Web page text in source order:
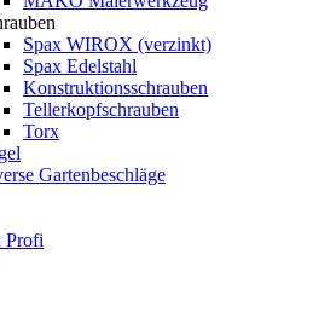
Spax WIROX (verzinkt)
Spax Edelstahl
Konstruktionsschrauben
Tellerkopfschrauben
Torx
Gartenbeschläge
Profi